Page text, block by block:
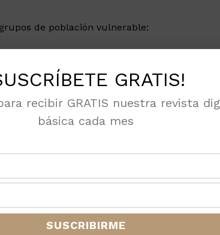
de población vulnerable:
entre 6 y 9 m².
fácil acceso.
GRATIS!
recibir GRATIS nuestra revista
básica cada mes